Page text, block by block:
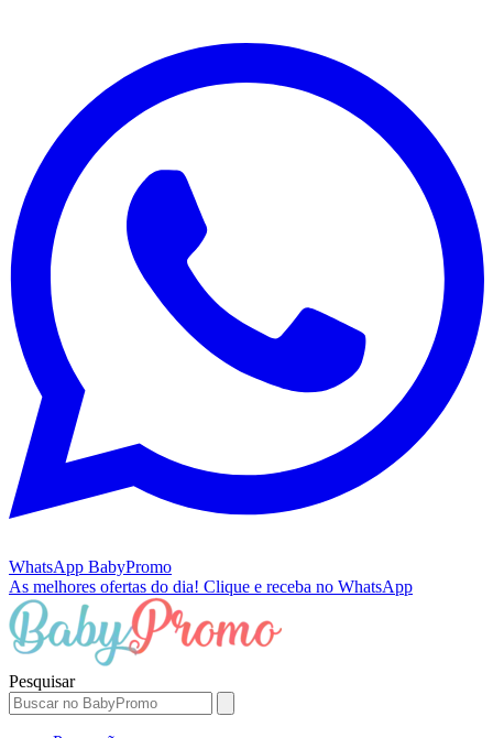
WhatsApp BabyPromo
As melhores ofertas do dia! Clique e receba no WhatsApp
Pesquisar